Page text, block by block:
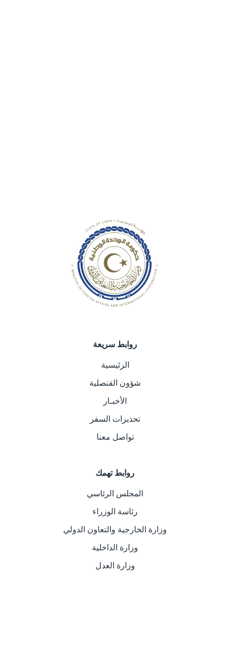
روابط سريعة
الرئيسية
شؤون القنصلية
الأخبـار
تحذيرات السفر
تواصل معنا
روابط تهمك
المجلس الرئاسي
رئاسة الوزراء
وزارة الخارجية والتعاون الدولي
وزارة الداخلية
وزارة العدل